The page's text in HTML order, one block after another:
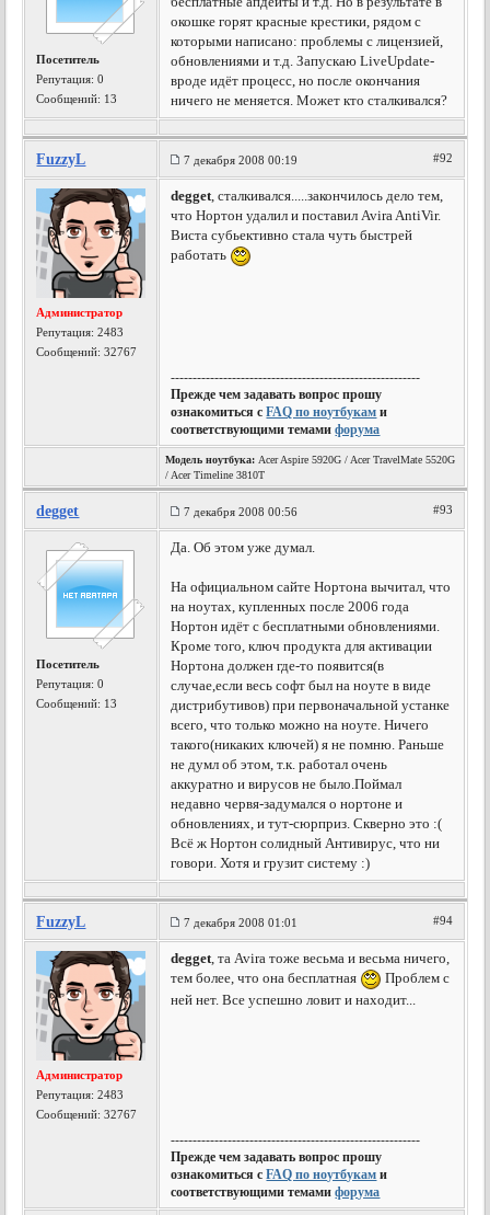
Посетитель
Репутация:0
Сообщений: 13
окошке горят красные крестики, рядом с
которыми написано: проблемы с лицензией,
обновлениями и т.д. Запускаю LiveUpdate-
вроде идёт процесс, но после окончания
ничего не меняется. Может кто сталкивался?
FuzzyL 7 декабря 2008 00:19 #92
Администратор
Репутация:2483
Сообщений: 32767
degget, сталкивался.....закончилось дело тем,
что Нортон удалил и поставил Avira AntiVir.
Виста субьективно стала чуть быстрей
работать
---------------------------------------------------------
Прежде чем задавать вопрос прошу
ознакомиться сFAQ по ноутбукам и
соответствующими темамифорума
Модель ноутбука: Acer Aspire 5920G / Acer TravelMate 5520G
/ Acer Timeline 3810T
degget 7 декабря 2008 00:56 #93
Посетитель
Репутация:0
Сообщений: 13
Да. Об этом уже думал.
На официальном сайте Нортона вычитал, что
на ноутах, купленных после 2006 года
Нортон идёт с бесплатными обновлениями.
Кроме того, ключ продукта для активации
Нортона должен где-то появится(в
случае,если весь софт был на ноуте в виде
дистрибутивов) при первоначальной устанке
всего, что только можно на ноуте. Ничего
такого(никаких ключей) я не помню. Раньше
не думл об этом, т.к. работал очень
аккуратно и вирусов не было.Поймал
недавно червя-задумался о нортоне и
обновлениях, и тут-сюрприз. Скверно это :(
Всё ж Нортон солидный Антивирус, что ни
говори. Хотя и грузит систему :)
FuzzyL 7 декабря 2008 01:01 #94
Администратор
Репутация:2483
Сообщений: 32767
degget, та Avira тоже весьма и весьма ничего,
тем более, что она бесплатная
Проблем с
ней нет. Все успешно ловит и находит...
---------------------------------------------------------
Прежде чем задавать вопрос прошу
ознакомиться сFAQ по ноутбукам и
соответствующими темамифорума